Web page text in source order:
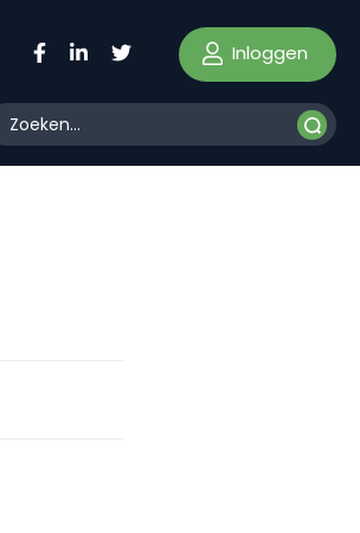
Inloggen